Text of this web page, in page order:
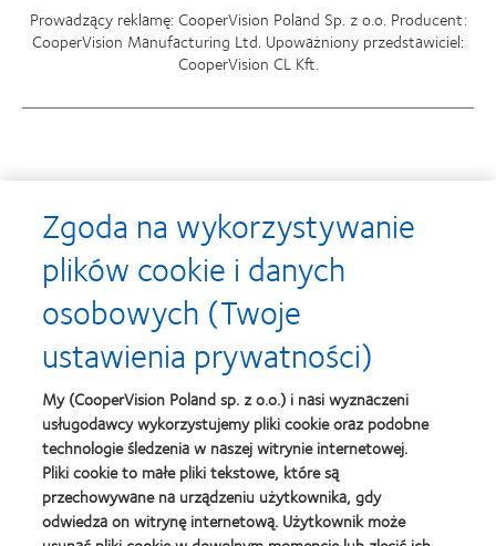
Prowadzący reklamę: CooperVision Poland Sp. z o.o. Producent:
CooperVision Manufacturing Ltd. Upoważniony przedstawiciel:
CooperVision CL Kft.
Nagrody
Learn
more
about
Soczewki
-
nagroda
dla
najlepszego
produktu
Silmo
d'Or
Learn
more
about
Contact
Product
of
the
Year
(2013)
Learn
more
about
Best
Companies
for
Learn
more
about
2012
REBRAND
Zgoda na wykorzystywanie
plików cookie i danych
osobowych (Twoje
ustawienia prywatności)
My (CooperVision Poland sp. z o.o.) i nasi wyznaczeni
usługodawcy wykorzystujemy pliki cookie oraz podobne
technologie śledzenia w naszej witrynie internetowej.
Pliki cookie to małe pliki tekstowe, które są
przechowywane na urządzeniu użytkownika, gdy
odwiedza on witrynę internetową. Użytkownik może